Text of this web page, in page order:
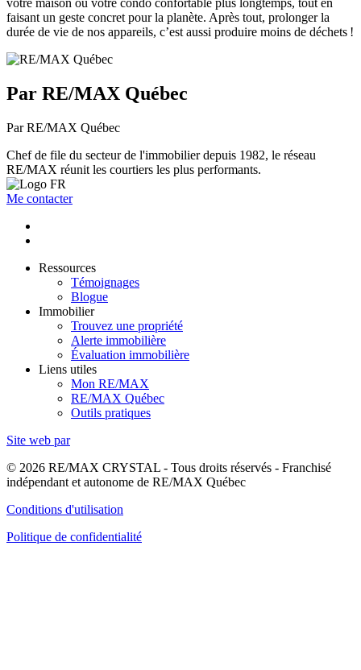
votre maison ou votre condo confortable plus longtemps, tout en
faisant un geste concret pour la planète. Après tout, prolonger la
durée de vie de nos appareils, c’est aussi produire moins de déchets !
Par RE/MAX Québec
Par RE/MAX Québec
Chef de file du secteur de l'immobilier depuis 1982, le réseau
RE/MAX réunit les courtiers les plus performants.
Me contacter
Ressources
Témoignages
Blogue
Immobilier
Trouvez une propriété
Alerte immobilière
Évaluation immobilière
Liens utiles
Mon RE/MAX
RE/MAX Québec
Outils pratiques
Site web par
© 2026 RE/MAX CRYSTAL - Tous droits réservés - Franchisé
indépendant et autonome de RE/MAX Québec
Conditions d'utilisation
Politique de confidentialité